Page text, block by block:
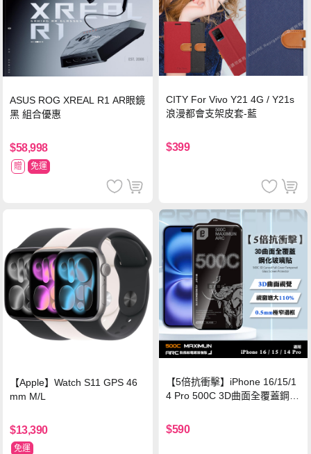
ASUS ROG XREAL R1 AR眼鏡
黑 組合優惠
$58,998
贈 免運
CITY For Vivo Y21 4G / Y21s
浪漫都會支架皮套-藍
$399
【Apple】Watch S11 GPS 46
mm M/L
$13,390
免運
【5倍抗衝擊】iPhone 16/15/1
4 Pro 500C 3D曲面全覆蓋鋼化
保護貼
$590